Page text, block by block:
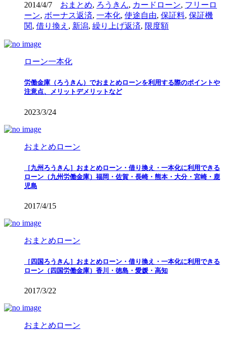
2014/4/7 おまとめ, ろうきん, カードローン, フリーロ
ーン, ボーナス返済, 一本化, 使途自由, 保証料, 保証機
関, 借り換え , 新潟, 繰り上げ返済, 限度額
ローン一本化
労働金庫（ろうきん）でおまとめローンを利用する際のポイントや
注意点、メリットデメリットなど
2023/3/24
おまとめローン
［九州ろうきん］おまとめローン・借り換え・一本化に利用できる
ローン（九州労働金庫）福岡・佐賀・長崎・熊本・大分・宮崎・鹿
児島
2017/4/15
おまとめローン
［四国ろうきん］おまとめローン・借り換え・一本化に利用できる
ローン（四国労働金庫）香川・徳島・愛媛・高知
2017/3/22
おまとめローン